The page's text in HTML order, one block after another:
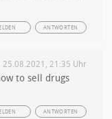
ANTWORTEN
25.08.2021, 21:35 Uhr
to sell drugs
ANTWORTEN